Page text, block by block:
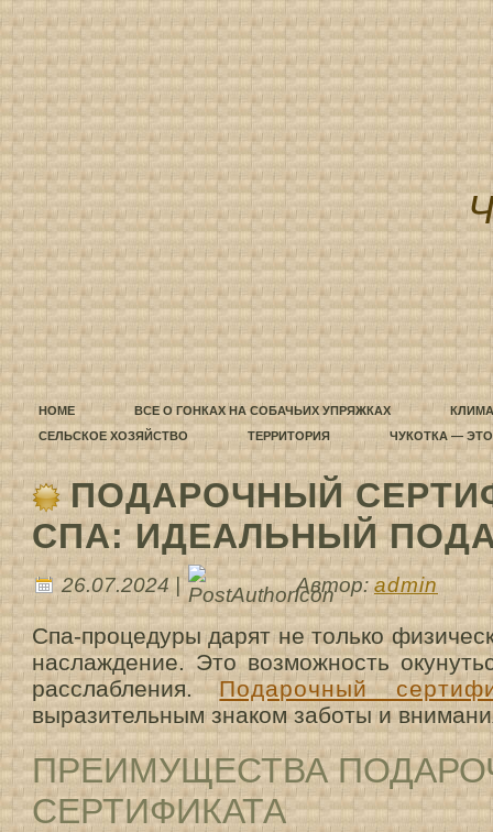
HOME ВСЕ О ГОНКАХ НА СОБАЧЬИХ УПРЯЖКАХ
СЕЛЬСКОЕ ХОЗЯЙСТВО
ТЕРРИТОРИЯ ЧУКОТКА —
ПОДАРОЧНЫЙ
СПА: ИДЕАЛЬНЫЙ
26.07.2024 | Автор:admin
Спа-процедуры дарят не только
наслаждение. Это возможность
расслабления.Подарочный
выразительным знаком заботы и
ПРЕИМУЩЕСТВА
СЕРТИФИКАТА